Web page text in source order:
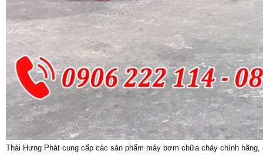
Thái Hưng Phát cung cấp các sản phẩm máy bơm chữa cháy chính